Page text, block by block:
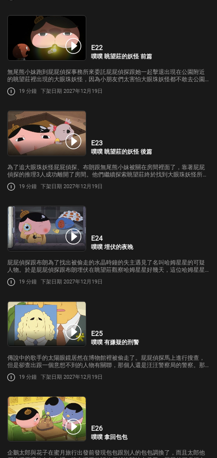
E22
噗噗 眺望莊的妖怪 前篇
無尾熊小妹跑到屁屁偵探事務所來委託屁屁偵探跟她一起擊退出現在公園附近
的眺望莊裡出現的大眼珠妖怪，因為小朋友們太害怕大眼珠妖怪都不敢去公園
玩了。
19 分鐘 下架日期 2027年12月19日
E23
噗噗 眺望莊的妖怪 後篇
為了追大眼珠妖怪屁屁偵探、布朗跟無尾熊小妹被關在房間裡面了，靠著屁屁
偵探的推理3人成功離開了房間。他們繼續探索眺望莊終於找到大眼珠妖怪所在
的房間發現了妖怪的真面目但是…
19 分鐘 下架日期 2027年12月19日
E24
噗噗 埋伏的夜晚
屁屁偵探跟布朗為了找出被偷走的水晶時鐘的失主遇見了名叫哈姆星星的可疑
人物。於是屁屁偵探跟布朗埋伏在眺望莊觀察哈姆星星好幾天，這位哈姆星星
究竟是什麼人呢?
19 分鐘 下架日期 2027年12月19日
E25
噗噗 有嫌疑的刑警
傳說中的歌手的太陽眼鏡居然在博物館裡被偷走了。屁屁偵探馬上進行搜查，
但是卻查出跟一個意想不到的人物有關聯，那個人還是汪汪警察局的警察。那
位警察已經一個星期沒出現在警察局也沒有回家。
19 分鐘 下架日期 2027年12月19日
E26
噗噗 拿回包包
企鵝太郎與花子在蜜月旅行出發前發現包包跟別人的包包調換了，而且太郎他